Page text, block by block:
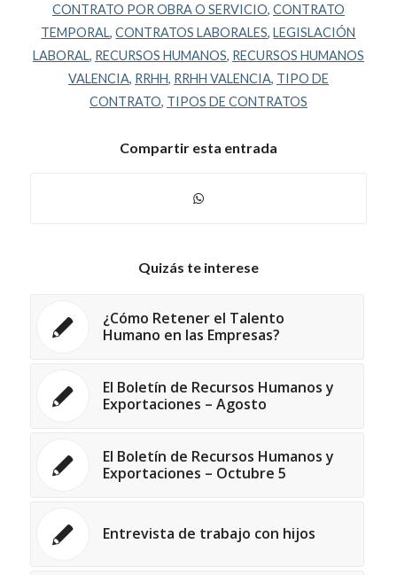
CONTRATO POR OBRA O SERVICIO, CONTRATO
TEMPORAL,CONTRATOS LABORALES,LEGISLACIÓN
LABORAL, RECURSOS HUMANOS, RECURSOS HUMANOS
VALENCIA, RRHH, RRHH VALENCIA, TIPO DE
CONTRATO, TIPOS DE CONTRATOS
Compartir esta entrada
Quizás te interese
¿Cómo Retener el Talento
Humano en las Empresas?
El Boletín de Recursos Humanos y
Exportaciones – Agosto
El Boletín de Recursos Humanos y
Exportaciones – Octubre 5
Entrevista de trabajo con hijos